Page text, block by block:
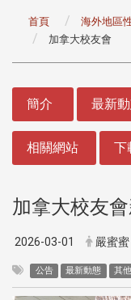
首頁 海外地區
加拿大校友會
簡介 最新
相關網站 下
加拿大校友
2026-03-01 嚴蜜蜜
公告 最新動態 其